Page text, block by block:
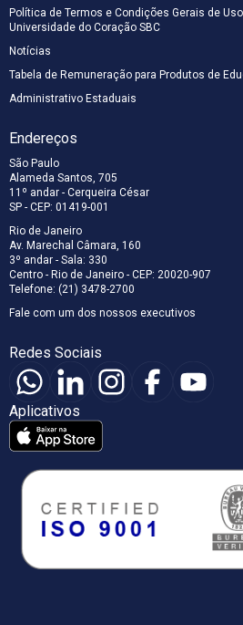
Política de Termos e Condições Gerais de
Universidade do Coração SBC
Notícias
Tabela de Remuneração para Produtos de
Administrativo Estaduais
Endereços
São Paulo
Alameda Santos, 705
11º andar - Cerqueira César
SP - CEP: 01419-001
Rio de Janeiro
Av. Marechal Câmara, 160
3º andar - Sala: 330
Centro - Rio de Janeiro - CEP: 20020-907
Telefone: (21) 3478-2700
Fale com um dos nossos executivos
Redes Sociais
Aplicativos